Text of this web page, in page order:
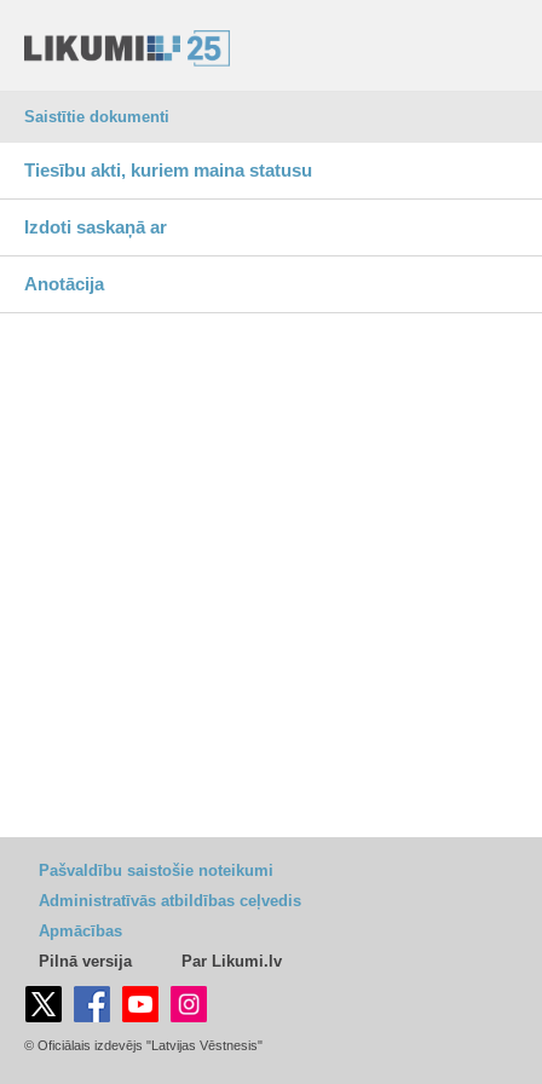
Saistītie dokumenti
Tiesību akti, kuriem maina statusu
Izdoti saskaņā ar
Anotācija
Pašvaldību saistošie noteikumi
Administratīvās atbildības ceļvedis
Apmācības
Pilnā versija
Par Likumi.lv
© Oficiālais izdevējs "Latvijas Vēstnesis"